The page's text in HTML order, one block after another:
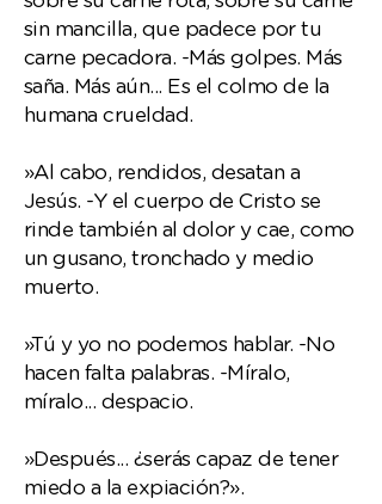
sin mancilla, que padece por tu
carne pecadora. -Más golpes. Más
saña. Más aún... Es el colmo de la
humana crueldad.
»Al cabo, rendidos, desatan a
Jesús. -Y el cuerpo de Cristo se
rinde también al dolor y cae, como
un gusano, tronchado y medio
muerto.
»Tú y yo no podemos hablar. -No
hacen falta palabras. -Míralo,
míralo... despacio.
»Después... ¿serás capaz de tener
miedo a la expiación?».